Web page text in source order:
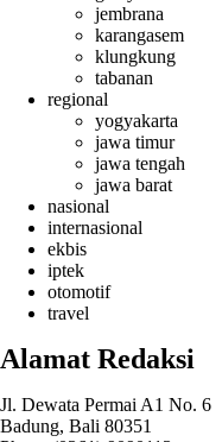
jembrana
karangasem
klungkung
tabanan
regional
yogyakarta
jawa timur
jawa tengah
jawa barat
nasional
internasional
ekbis
iptek
otomotif
travel
Alamat Redaksi
Jl. Dewata Permai A1 No. 6
Badung, Bali 80351